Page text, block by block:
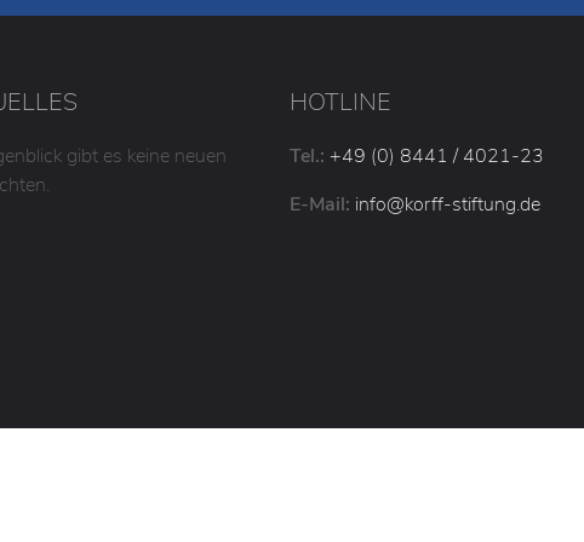
gibt es keine neuen
HOTLINE
Tel.: +49 (0) 8441 / 4021-23
E-Mail: info@korff-stiftung.de